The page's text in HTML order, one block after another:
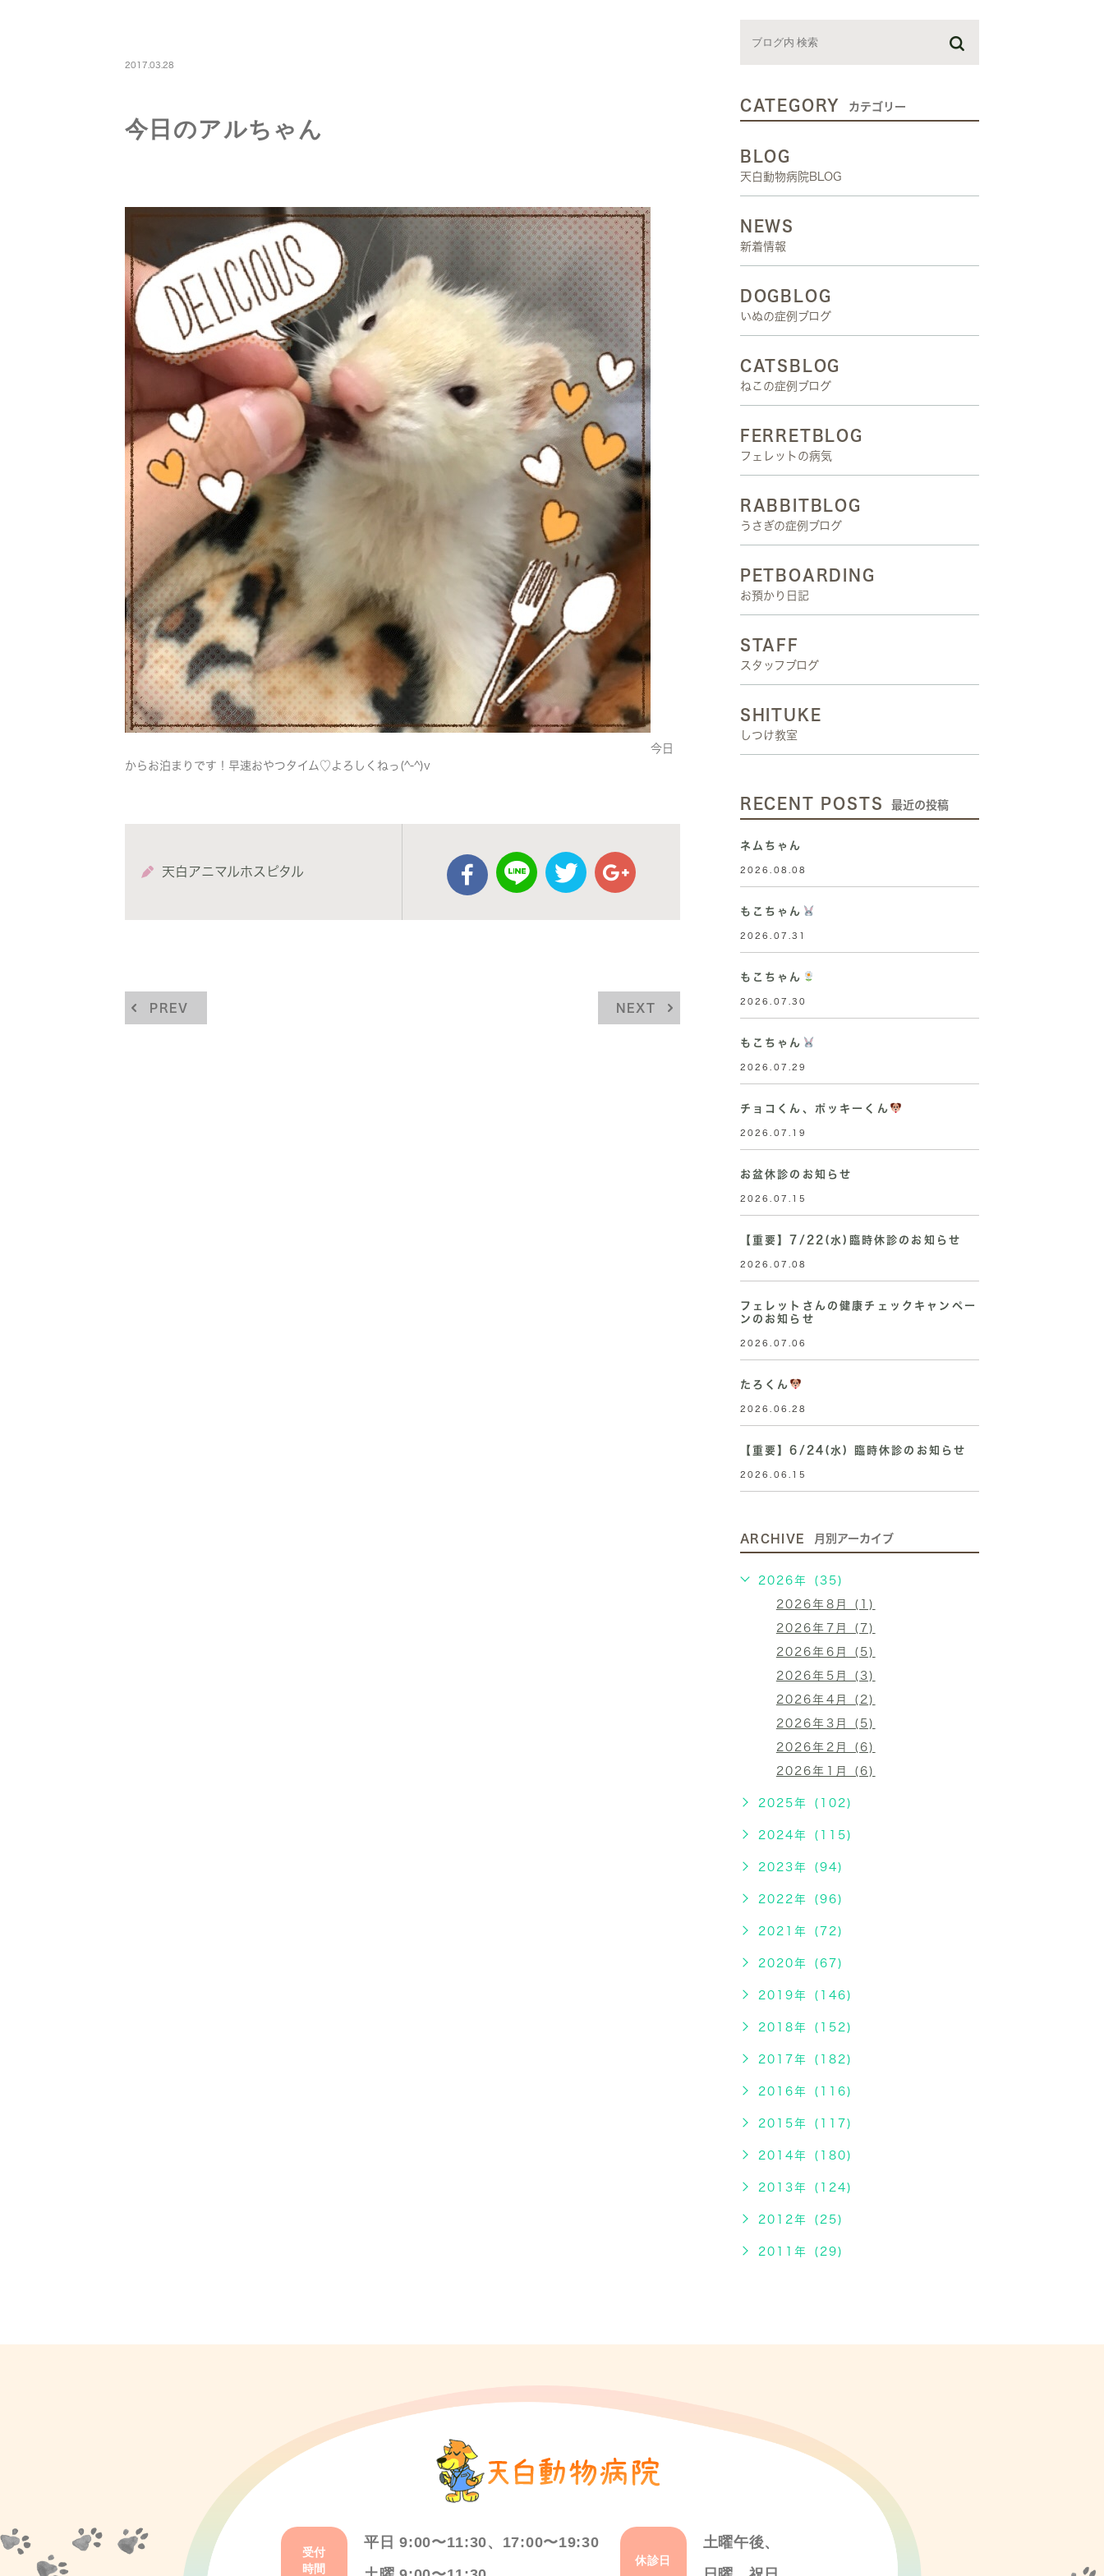
2017.03.28
今日のアルちゃん
今日
からお泊まりです！早速おやつタイム♡よろしくねっ(^-^)v
天白アニマルホスピタル
PREV NEXT
CATEGORY カテゴリー
BLOG
天白動物病院BLOG
NEWS
新着情報
DOGBLOG
いぬの症例ブログ
CATSBLOG
ねこの症例ブログ
FERRETBLOG
フェレットの病気
RABBITBLOG
うさぎの症例ブログ
PETBOARDING
お預かり日記
STAFF
スタッフブログ
SHITUKE
しつけ教室
RECENT POSTS 最近の投稿
ネムちゃん
2026.08.08
もこちゃん
2026.07.31
もこちゃん
2026.07.30
もこちゃん
2026.07.29
チョコくん、ポッキーくん
2026.07.19
お盆休診のお知らせ
2026.07.15
【重要】7/22(水)臨時休診のお知らせ
2026.07.08
フェレットさんの健康チェックキャンペー
ンのお知らせ
2026.07.06
たろくん
2026.06.28
【重要】6/24(水) 臨時休診のお知らせ
2026.06.15
ARCHIVE 月別アーカイブ
2026年 (35)
2026年8月 (1)
2026年7月 (7)
2026年6月 (5)
2026年5月 (3)
2026年4月 (2)
2026年3月 (5)
2026年2月 (6)
2026年1月 (6)
2025年 (102)
2024年 (115)
2023年 (94)
2022年 (96)
2021年 (72)
2020年 (67)
2019年 (146)
2018年 (152)
2017年 (182)
2016年 (116)
2015年 (117)
2014年 (180)
2013年 (124)
2012年 (25)
2011年 (29)
受付
時間
平日 9:00〜11:30、17:00〜19:30
休診日
土曜午後、